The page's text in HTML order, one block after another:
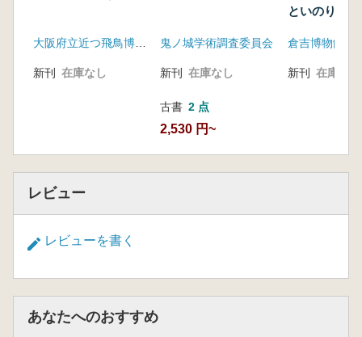
大阪府立近つ飛鳥博物館
新刊 在庫なし
鬼ノ城学術調査委員会
新刊 在庫なし
古書 2 点
2,530 円~
といのり
倉吉博物館
新刊 在庫なし
レビュー
レビューを書く
あなたへのおすすめ